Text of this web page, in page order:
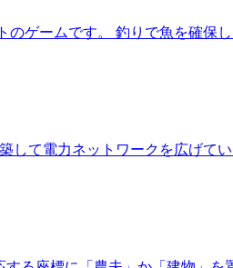
ゲームです。 釣りで魚を確保
て電力ネットワークを広げて